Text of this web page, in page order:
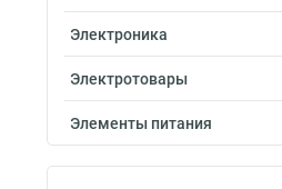
Электроника
Электротовары
Элементы питания